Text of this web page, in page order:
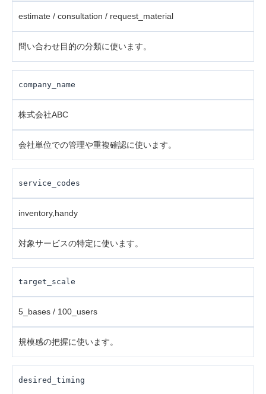
estimate / consultation / request_material
問い合わせ目的の分類に使います。
company_name
株式会社ABC
会社単位での管理や重複確認に使います。
service_codes
inventory,handy
対象サービスの特定に使います。
target_scale
5_bases / 100_users
規模感の把握に使います。
desired_timing